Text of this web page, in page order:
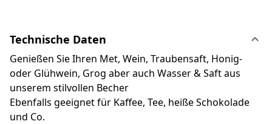
Technische Daten
Genießen Sie Ihren Met, Wein, Traubensaft, Honig-
oder Glühwein, Grog aber auch Wasser & Saft aus
unserem stilvollen Becher
Ebenfalls geeignet für Kaffee, Tee, heiße Schokolade
und Co.